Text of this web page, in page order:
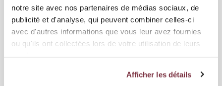
notre site avec nos partenaires de médias sociaux, de
publicité et d'analyse, qui peuvent combiner celles-ci
avec d'autres informations que vous leur avez fournies
ou qu'ils ont collectées lors de votre utilisation de leurs
Afficher les détails